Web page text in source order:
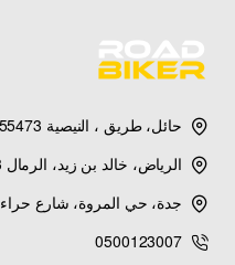
حائل، طريق ، النيصية 55473
الرياض، خالد بن زيد، الرمال 13263
جدة، حي المروة، شارع حراء 23542
0500123007